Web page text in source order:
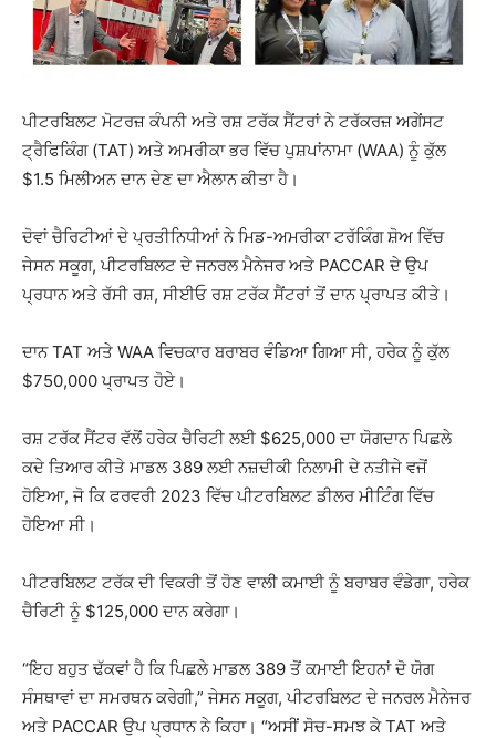
ਪੀਟਰਬਿਲਟ ਮੋਟਰਜ਼ ਕੰਪਨੀ ਅਤੇ ਰਸ਼ ਟਰੱਕ ਸੈਂਟਰਾਂ ਨੇ ਟਰੱਕਰਜ਼ ਅਗੇਂਸਟ
ਟ੍ਰੈਫਿਕਿੰਗ (TAT) ਅਤੇ ਅਮਰੀਕਾ ਭਰ ਵਿੱਚ ਪੁਸ਼ਪਾਂਨਾਮਾ (WAA) ਨੂੰ ਕੁੱਲ
$1.5 ਮਿਲੀਅਨ ਦਾਨ ਦੇਣ ਦਾ ਐਲਾਨ ਕੀਤਾ ਹੈ।
ਦੋਵਾਂ ਚੈਰਿਟੀਆਂ ਦੇ ਪ੍ਰਤੀਨਿਧੀਆਂ ਨੇ ਮਿਡ-ਅਮਰੀਕਾ ਟਰੱਕਿੰਗ ਸ਼ੋਅ ਵਿੱਚ
ਜੇਸਨ ਸਕੂਗ, ਪੀਟਰਬਿਲਟ ਦੇ ਜਨਰਲ ਮੈਨੇਜਰ ਅਤੇ PACCAR ਦੇ ਉਪ
ਪ੍ਰਧਾਨ ਅਤੇ ਰੱਸੀ ਰਸ਼, ਸੀਈਓ ਰਸ਼ ਟਰੱਕ ਸੈਂਟਰਾਂ ਤੋਂ ਦਾਨ ਪ੍ਰਾਪਤ ਕੀਤੇ।
ਦਾਨ TAT ਅਤੇ WAA ਵਿਚਕਾਰ ਬਰਾਬਰ ਵੰਡਿਆ ਗਿਆ ਸੀ, ਹਰੇਕ ਨੂੰ ਕੁੱਲ
$750,000 ਪ੍ਰਾਪਤ ਹੋਏ।
ਰਸ਼ ਟਰੱਕ ਸੈਂਟਰ ਵੱਲੋਂ ਹਰੇਕ ਚੈਰਿਟੀ ਲਈ $625,000 ਦਾ ਯੋਗਦਾਨ ਪਿਛਲੇ
ਕਦੇ ਤਿਆਰ ਕੀਤੇ ਮਾਡਲ 389 ਲਈ ਨਜ਼ਦੀਕੀ ਨਿਲਾਮੀ ਦੇ ਨਤੀਜੇ ਵਜੋਂ
ਹੋਇਆ, ਜੋ ਕਿ ਫਰਵਰੀ 2023 ਵਿੱਚ ਪੀਟਰਬਿਲਟ ਡੀਲਰ ਮੀਟਿੰਗ ਵਿੱਚ
ਹੋਇਆ ਸੀ।
ਪੀਟਰਬਿਲਟ ਟਰੱਕ ਦੀ ਵਿਕਰੀ ਤੋਂ ਹੋਣ ਵਾਲੀ ਕਮਾਈ ਨੂੰ ਬਰਾਬਰ ਵੰਡੇਗਾ, ਹਰੇਕ
ਚੈਰਿਟੀ ਨੂੰ $125,000 ਦਾਨ ਕਰੇਗਾ।
“ਇਹ ਬਹੁਤ ਢੱਕਵਾਂ ਹੈ ਕਿ ਪਿਛਲੇ ਮਾਡਲ 389 ਤੋਂ ਕਮਾਈ ਇਹਨਾਂ ਦੋ ਯੋਗ
ਸੰਸਥਾਵਾਂ ਦਾ ਸਮਰਥਨ ਕਰੇਗੀ,” ਜੇਸਨ ਸਕੂਗ, ਪੀਟਰਬਿਲਟ ਦੇ ਜਨਰਲ ਮੈਨੇਜਰ
ਅਤੇ PACCAR ਉਪ ਪ੍ਰਧਾਨ ਨੇ ਕਿਹਾ। “ਅਸੀਂ ਸੋਚ-ਸਮਝ ਕੇ TAT ਅਤੇ